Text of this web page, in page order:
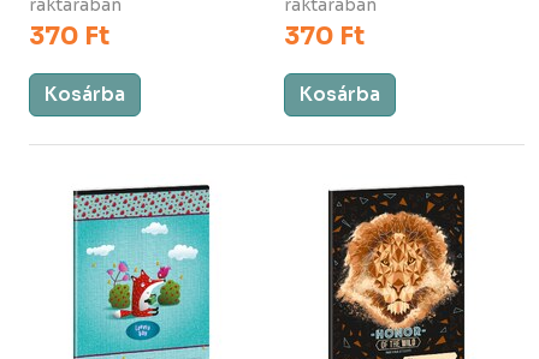
raktárában
370 Ft
Kosárba
raktárában
370 Ft
Kosárba